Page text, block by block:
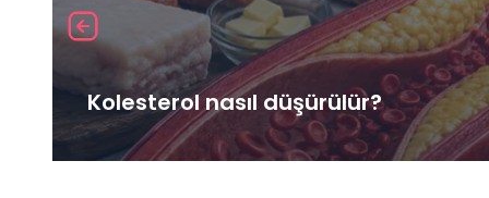
Kolesterol nasıl düşürülür?